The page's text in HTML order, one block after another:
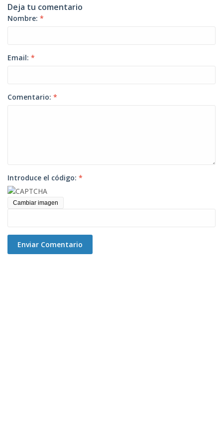
Deja tu comentario
Nombre: *
Email: *
Comentario: *
Introduce el código: *
Cambiar imagen
Enviar Comentario